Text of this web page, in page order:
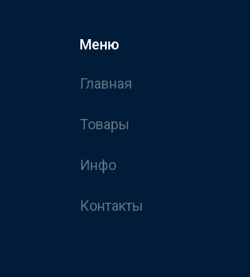
Меню
Главная
Товары
Инфо
Контакты